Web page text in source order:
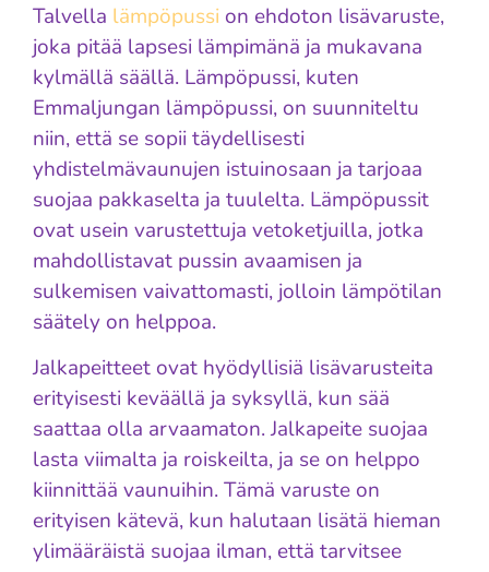
Talvella lämpöpussi on ehdoton lisävaruste,
joka pitää lapsesi lämpimänä ja mukavana
kylmällä säällä. Lämpöpussi, kuten
Emmaljungan lämpöpussi, on suunniteltu
niin, että se sopii täydellisesti
yhdistelmävaunujen istuinosaan ja tarjoaa
suojaa pakkaselta ja tuulelta. Lämpöpussit
ovat usein varustettuja vetoketjuilla, jotka
mahdollistavat pussin avaamisen ja
sulkemisen vaivattomasti, jolloin lämpötilan
säätely on helppoa.
Jalkapeitteet ovat hyödyllisiä lisävarusteita
erityisesti keväällä ja syksyllä, kun sää
saattaa olla arvaamaton. Jalkapeite suojaa
lasta viimalta ja roiskeilta, ja se on helppo
kiinnittää vaunuihin. Tämä varuste on
erityisen kätevä, kun halutaan lisätä hieman
ylimääräistä suojaa ilman, että tarvitsee